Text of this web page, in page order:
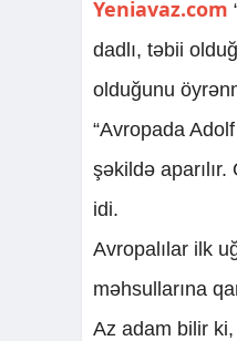
Yeniavaz.com
dadlı, təbii
olduğunu
“Avropada
şəkildə
idi.
Avropalılar ilk
məhsullarına
Az adam bilir